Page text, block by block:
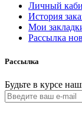
Личный
История
Мои
Рассылка
Рассылка
Будьте в курсе